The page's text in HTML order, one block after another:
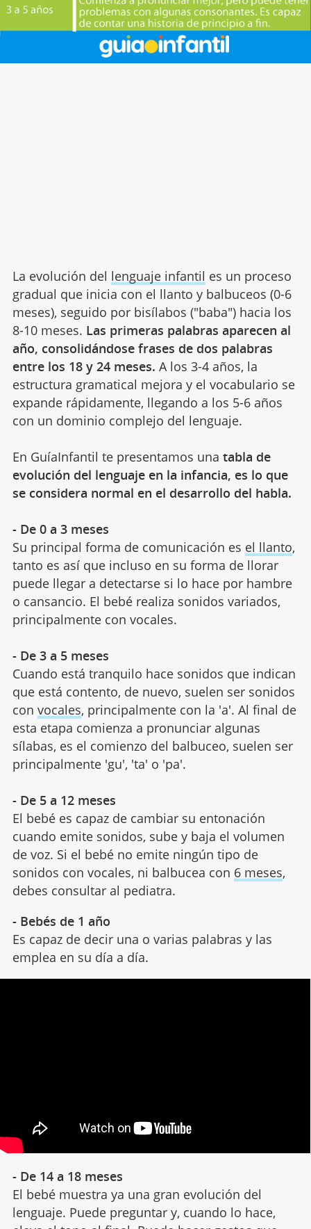
La evolución del lenguaje infantil es un proceso
gradual que inicia con el llanto y balbuceos (0-6
meses), seguido por bisílabos ("baba") hacia los
8-10 meses. Las primeras palabras aparecen al
año, consolidándose frases de dos palabras
entre los 18 y 24 meses. A los 3-4 años, la
estructura gramatical mejora y el vocabulario se
expande rápidamente, llegando a los 5-6 años
con un dominio complejo del lenguaje.
En GuíaInfantil te presentamos una tabla de
evolución del lenguaje en la infancia, es lo que
se considera normal en el desarrollo del habla.
- De 0 a 3 meses
Su principal forma de comunicación es el llanto,
tanto es así que incluso en su forma de llorar
puede llegar a detectarse si lo hace por hambre
o cansancio. El bebé realiza sonidos variados,
principalmente con vocales.
- De 3 a 5 meses
Cuando está tranquilo hace sonidos que indican
que está contento, de nuevo, suelen ser sonidos
con vocales, principalmente con la 'a'. Al final de
esta etapa comienza a pronunciar algunas
sílabas, es el comienzo del balbuceo, suelen ser
principalmente 'gu', 'ta' o 'pa'.
- De 5 a 12 meses
El bebé es capaz de cambiar su entonación
cuando emite sonidos, sube y baja el volumen
de voz. Si el bebé no emite ningún tipo de
sonidos con vocales, ni balbucea con 6 meses,
debes consultar al pediatra.
- Bebés de 1 año
Es capaz de decir una o varias palabras y las
emplea en su día a día.
- De 14 a 18 meses
El bebé muestra ya una gran evolución del
lenguaje. Puede preguntar y, cuando lo hace,